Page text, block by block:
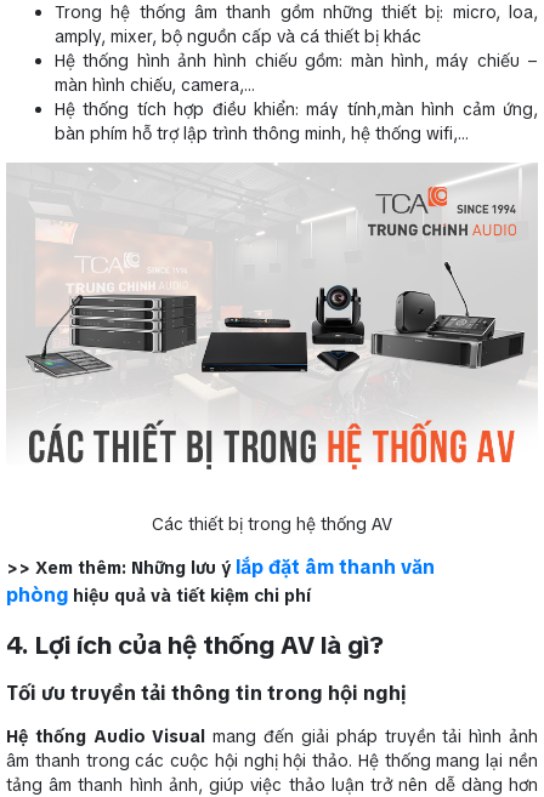
Trong hệ thống âm thanh gồm những thiết bị: micro, loa,
amply, mixer, bộ nguồn cấp và cá thiết bị khác
Hệ thống hình ảnh hình chiếu gồm: màn hình, máy chiếu –
màn hình chiếu, camera,…
Hệ thống tích hợp điều khiển: máy tính,màn hình cảm ứng,
bàn phím hỗ trợ lập trình thông minh, hệ thống wifi,…
Các thiết bị trong hệ thống AV
>> Xem thêm: Những lưu ý lắp đặt âm thanh văn
phòng hiệu quả và tiết kiệm chi phí
4. Lợi ích của hệ thống AV là gì?
Tối ưu truyền tải thông tin trong hội nghị
Hệ thống Audio Visual mang đến giải pháp truyền tải hình ảnh
âm thanh trong các cuộc hội nghị hội thảo. Hệ thống mang lại nền
tảng âm thanh hình ảnh, giúp việc thảo luận trở nên dễ dàng hơn